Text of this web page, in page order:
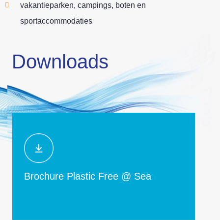
vakantieparken, campings, boten en
sportaccommodaties
Downloads
Brochure Plastic Free @ Sea